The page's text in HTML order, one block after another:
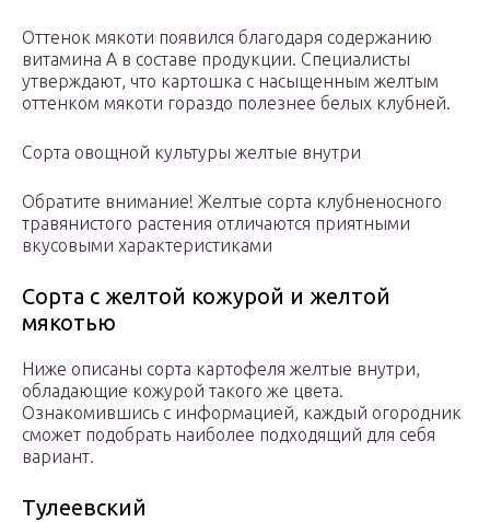
Оттенок мякоти появился благодаря содержанию
витамина А в составе продукции. Специалисты
утверждают, что картошка с насыщенным желтым
оттенком мякоти гораздо полезнее белых клубней.
Сорта овощной культуры желтые внутри
Обратите внимание! Желтые сорта клубненосного
травянистого растения отличаются приятными
вкусовыми характеристиками
Сорта с желтой кожурой и желтой
мякотью
Ниже описаны сорта картофеля желтые внутри,
обладающие кожурой такого же цвета.
Ознакомившись с информацией, каждый огородник
сможет подобрать наиболее подходящий для себя
вариант.
Тулеевский